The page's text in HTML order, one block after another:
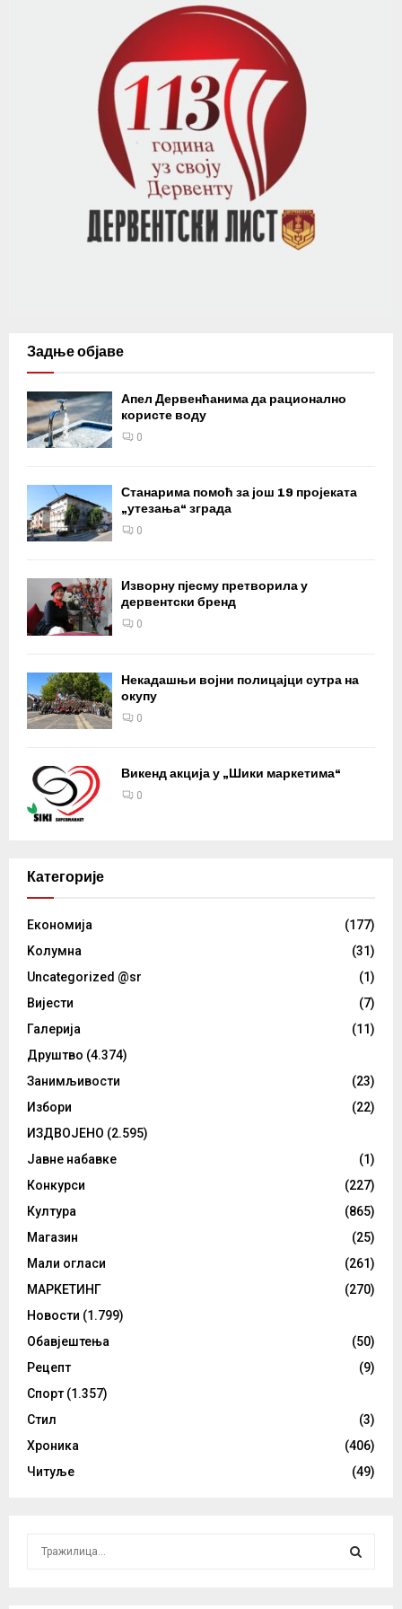
Задње објаве
Апел Дервенћанима да рационално
користе воду
0
Станарима помоћ за још 19 пројеката
„утезања“ зграда
0
Изворну пјесму претворила у
дервентски бренд
0
Некадашњи војни полицајци сутра на
окупу
0
Викенд акција у „Шики маркетима“
0
Категорије
Eкономија
(177)
Kолумнa
(31)
Uncategorized @sr
(1)
Вијести
(7)
Галерија
(11)
Друштво (4.374)
Занимљивости
(23)
Избори
(22)
ИЗДВОЈЕНО (2.595)
Јавне набавке
(1)
Конкурси
(227)
Култура
(865)
Магазин
(25)
Мали огласи
(261)
МАРКЕТИНГ
(270)
Новости (1.799)
Обавјештења
(50)
Рецепт
(9)
Спорт (1.357)
Стил
(3)
Хроника
(406)
Читуље
(49)